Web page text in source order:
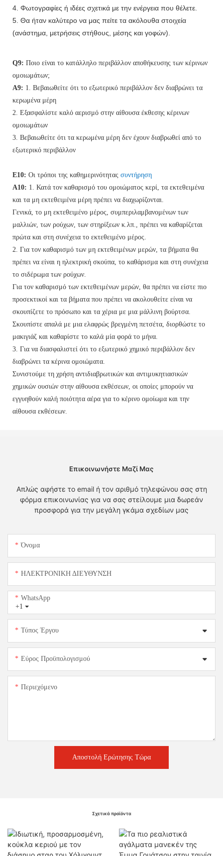
4. Φωτογραφίες ή ιδέες σχετικά με την ενέργεια που θέλετε.
5. Θα ήταν καλύτερο να μας πείτε τα ακόλουθα στοιχεία
(ανάστημα, μετρήσεις στήθους, μέσης και γοφών).
Q9: Ποιο είναι το κατάλληλο περιβάλλον αποθήκευσης των κέρινων
ομοιωμάτων;
A9: 1. Βεβαιωθείτε ότι το εξωτερικό περιβάλλον δεν διαβρώνει τα
κερωμένα μέρη
2. Εξασφαλίστε καλό αερισμό στην αίθουσα έκθεσης κέρινων
ομοιωμάτων
3. Βεβαιωθείτε ότι τα κερωμένα μέρη δεν έχουν διαβρωθεί από το
εξωτερικό περιβάλλον
Ε10: Οι τρόποι της καθημερινότητας συντήρηση
A10: 1. Κατά τον καθαρισμό του ομοιώματος κερί, τα εκτεθειμένα
και τα μη εκτεθειμένα μέρη πρέπει να διαχωρίζονται.
Γενικά, το μη εκτεθειμένο μέρος, συμπεριλαμβανομένων των
μαλλιών, των ρούχων, των στηρίξεων κ.λπ., πρέπει να καθαρίζεται
πρώτα και στη συνέχεια το εκτεθειμένο μέρος.
2. Για τον καθαρισμό των μη εκτεθειμένων μερών, τα βήματα θα
πρέπει να είναι η ηλεκτρική σκούπα, το καθάρισμα και στη συνέχεια
το σιδέρωμα των ρούχων.
Για τον καθαρισμό των εκτεθειμένων μερών, θα πρέπει να είστε πιο
προσεκτικοί και τα βήματα που πρέπει να ακολουθείτε είναι να
σκουπίζετε το πρόσωπο και τα χέρια με μια μάλλινη βούρτσα.
Σκουπίστε απαλά με μια ελαφρώς βρεγμένη πετσέτα, διορθώστε το
μακιγιάζ και καθαρίστε το καλά μία φορά το μήνα.
3. Για να διασφαλιστεί ότι το εξωτερικό χημικό περιβάλλον δεν
διαβρώνει τα κέρινα ομοιώματα.
Συνιστούμε τη χρήση αντιδιαβρωτικών και αντιμυκητιασικών
χημικών ουσιών στην αίθουσα εκθέσεων, οι οποίες μπορούν να
εγγυηθούν καλή ποιότητα αέρα για το κέρινο ομοίωμα και την
αίθουσα εκθέσεων.
Επικοινωνήστε Μαζί Μας
Απλώς αφήστε το email ή τον αριθμό τηλεφώνου σας στη
φόρμα επικοινωνίας για να σας στείλουμε μια δωρεάν
προσφορά για την μεγάλη γκάμα σχεδίων μας
Όνομα
ΗΛΕΚΤΡΟΝΙΚΗ ΔΙΕΥΘΥΝΣΗ
+1
WhatsApp
Τύπος Έργου
Εύρος Προϋπολογισμού
Περιεχόμενο
Αποστολή Ερώτησης Τώρα
Σχετικά προϊόντα